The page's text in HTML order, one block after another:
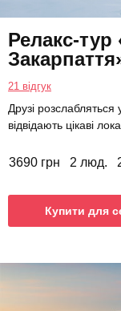
Релакс-
21 відгук
Друзі
відвідають цікаві
3690 грн 2 люд.
Купити для